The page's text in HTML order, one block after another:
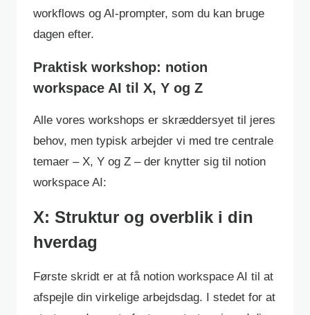
workflows og AI-prompter, som du kan bruge
dagen efter.
Praktisk workshop: notion
workspace AI til X, Y og Z
Alle vores workshops er skræddersyet til jeres
behov, men typisk arbejder vi med tre centrale
temaer – X, Y og Z – der knytter sig til notion
workspace AI:
X: Struktur og overblik i din
hverdag
Første skridt er at få notion workspace AI til at
afspejle din virkelige arbejdsdag. I stedet for at